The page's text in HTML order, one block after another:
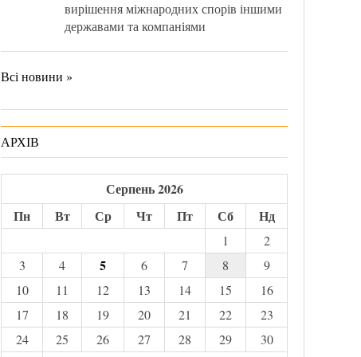
вирішення міжнародних спорів іншими
державами та компаніями
Всі новини »
АРХІВ
Серпень 2026
Пн
Вт Ср Чт Пт Сб Нд
1
2
3
4 5 6 7 8
9
10
11 12 13 14 15
16
17
18 19 20 21 22
23
24
25 26 27 28 29
30